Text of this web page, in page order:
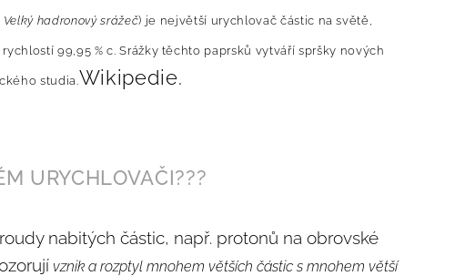
Velký hadronový srážeč) je největší urychlovač částic na světě,
rychlostí 99,95 % c. Srážky těchto paprsků vytváří spršky nových
studia.Wikipedie.
URYCHLOVAČI???
nabitých částic, např. protonů na obrovské
vznik a rozptyl mnohem větších částic s mnohem větší